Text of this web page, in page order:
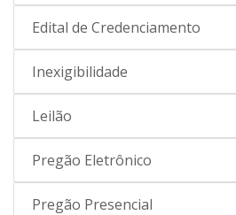
Edital de Credenciamento
Inexigibilidade
Leilão
Pregão Eletrônico
Pregão Presencial